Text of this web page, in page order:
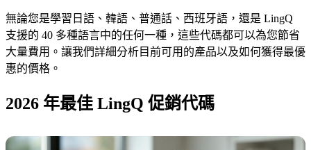
無論您是學習日語、韓語、普通話、西班牙語，還是 LingQ
支援的 40 多種語言中的任何一種，這些代碼都可以為您節省
大量費用。讓我們詳細分析目前可用的產品以及如何獲得最優
惠的價格。
2026 年最佳 LingQ 促銷代碼